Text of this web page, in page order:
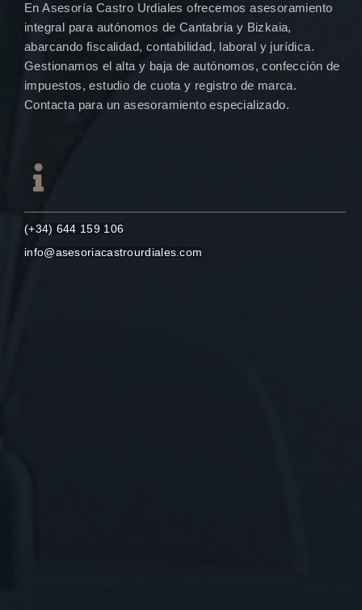
En Asesoría Castro Urdiales ofrecemos asesoramiento
integral para autónomos de Cantabria y Bizkaia,
abarcando fiscalidad, contabilidad, laboral y jurídica.
Gestionamos el alta y baja de autónomos, confección de
impuestos, estudio de cuota y registro de marca.
Contacta para un asesoramiento especializado.
(+34) 644 159 106
info@asesoriacastrourdiales.com